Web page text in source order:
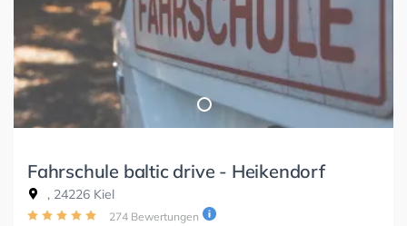
Fahrschule baltic drive - Heikendorf
, 24226 Kiel
274 Bewertungen